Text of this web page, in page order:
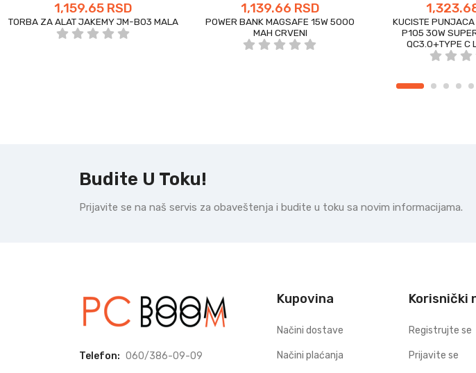
1,159.65 RSD
TORBA ZA ALAT JAKEMY JM-B03 MALA
1,139.66 RSD
POWER BANK MAGSAFE 15W 5000
MAH CRVENI
KUCISTE
P105 30W
QC3.0+TYPE C
Budite U Toku!
Prijavite se na naš servis za obaveštenja i budite u toku sa novim informacijama.
Telefon: 060/386-09-09
Kupovina
Načini dostave
Načini plaćanja
Korisnički
Registrujte se
Prijavite se